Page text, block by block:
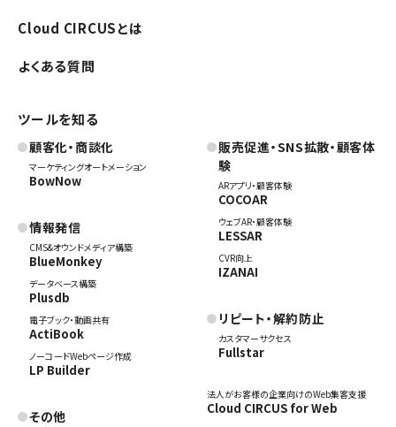
Cloud CIRCUSとは
よくある質問
ツールを知る
顧客化・商談化
マーケティングオートメーション
BowNow
情報発信
CMS&オウンドメディア構築
BlueMonkey
データベース構築
Plusdb
電子ブック・動画共有
ActiBook
ノーコードWebページ作成
LP Builder
その他
販売促進・SNS拡散・顧客体
験
ARアプリ・顧客体験
COCOAR
ウェブAR・顧客体験
LESSAR
CVR向上
IZANAI
リピート・解約防止
カスタマーサクセス
Fullstar
法人がお客様の企業向けのWeb集客支援
Cloud CIRCUS for Web